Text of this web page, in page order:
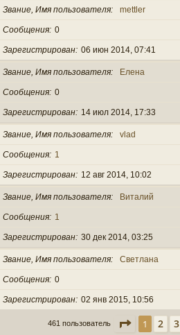
Звание, Имя пользователя mettler
Сообщения 0
Зарегистрирован 06 июн 2014, 07:41
Звание, Имя пользователя Елена
Сообщения 0
Зарегистрирован 14 июл 2014, 17:33
Звание, Имя пользователя vlad
Сообщения 1
Зарегистрирован 12 авг 2014, 10:02
Звание, Имя пользователя Виталий
Сообщения 1
Зарегистрирован 30 дек 2014, 03:25
Звание, Имя пользователя Светлана
Сообщения 0
Зарегистрирован 02 янв 2015, 10:56
461 пользователь Страница
1 2 3